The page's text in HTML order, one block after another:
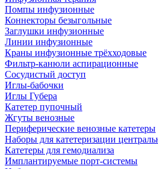
Помпы инфузионные
Коннекторы безыгольные
Заглушки инфузионные
Линии инфузионные
Краны инфузионные трёхходовые
Фильтр-канюли аспирационные
Сосудистый доступ
Иглы-бабочки
Иглы Губера
Катетер пупочный
Жгуты венозные
Периферические венозные катетеры
Наборы для катетеризации
Катетеры для гемодиализа
Имплантируемые порт‑системы